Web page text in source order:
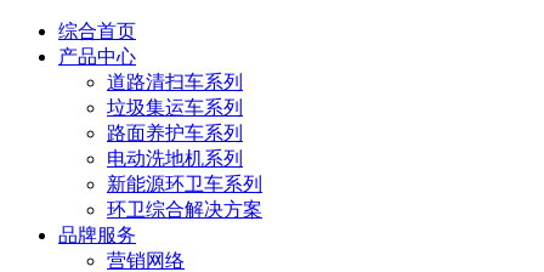
综合首页
产品中心
道路清扫车系列
垃圾集运车系列
路面养护车系列
电动洗地机系列
新能源环卫车系列
环卫综合解决方案
品牌服务
营销网络